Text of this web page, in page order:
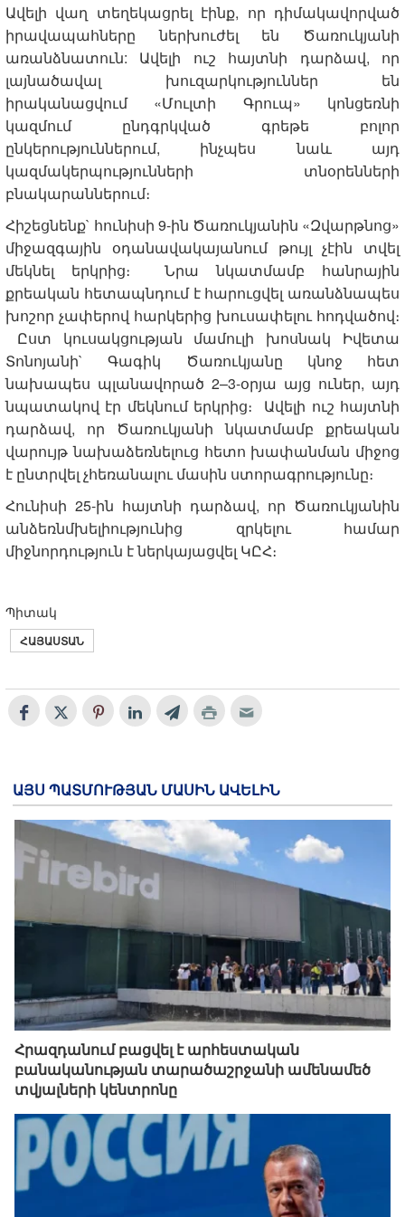
Ավելի վաղ տեղեկացրել էինք, որ դիմակավորված
իրավապահները ներխուժել են Ծառուկյանի
առանձնատուն: Ավելի ուշ հայտնի դարձավ, որ
լայնածավալ խուզարկություններ են
իրականացվում «Մուլտի Գրուպ» կոնցեռնի
կազմում ընդգրկված գրեթե բոլոր
ընկերություններում, ինչպես նաև այդ
կազմակերպությունների տնօրենների
բնակարաններում։
Հիշեցնենք` հունիսի 9-ին Ծառուկյանին «Զվարթնոց»
միջազգային օդանավակայանում թույլ չէին տվել
մեկնել երկրից։ Նրա նկատմամբ հանրային
քրեական հետապնդում է հարուցվել առանձնապես
խոշոր չափերով հարկերից խուսափելու հոդվածով։
Ըստ կուսակցության մամուլի խոսնակ Իվետա
Տոնոյանի` Գագիկ Ծառուկյանը կնոջ հետ
նախապես պլանավորած 2–3-օրյա այց ուներ, այդ
նպատակով էր մեկնում երկրից։ Ավելի ուշ հայտնի
դարձավ, որ Ծառուկյանի նկատմամբ քրեական
վարույթ նախաձեռնելուց հետո խափանման միջոց
է ընտրվել չհեռանալու մասին ստորագրությունը։
Հունիսի 25-ին հայտնի դարձավ, որ Ծառուկյանին
անձեռնմխելիությունից զրկելու համար
միջնորդություն է ներկայացվել ԿԸՀ։
Պիտակ
ՀԱՅԱՍՏԱՆ
ԱՅՍ ՊԱՏՄՈՒԹՅԱՆ ՄԱՍԻՆ ԱՎԵԼԻՆ
Հրազդանում բացվել է արհեստական
բանականության տարածաշրջանի ամենամեծ
տվյալների կենտրոնը